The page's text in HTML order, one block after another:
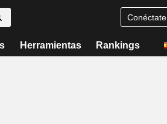
Conéctate
Herramientas Rankings